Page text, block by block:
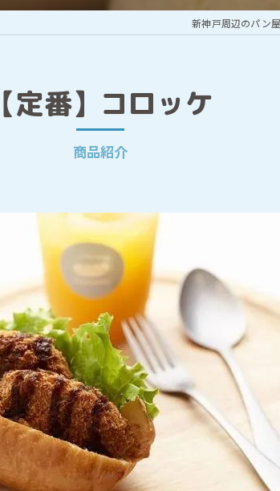
新神戸周辺のパン
商品紹介
【定番】コロッケ